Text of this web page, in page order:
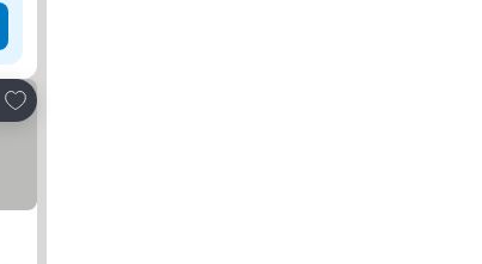
Přidat na seznam oblíbených hotelů